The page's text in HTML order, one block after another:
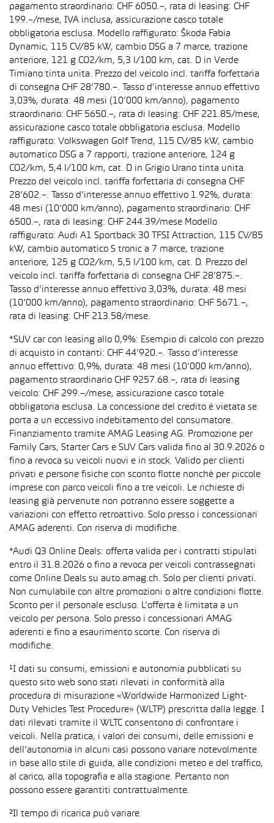
pagamento straordinario: CHF 6050.–, rata di leasing: CHF
199.–/mese, IVA inclusa, assicurazione casco totale
obbligatoria esclusa. Modello raffigurato: Škoda Fabia
Dynamic, 115 CV/85 kW, cambio DSG a 7 marce, trazione
anteriore, 121 g CO2/km, 5,3 l/100 km, cat. D in Verde
Timiano tinta unita. Prezzo del veicolo incl. tariffa forfettaria
di consegna CHF 28’780.–. Tasso d’interesse annuo effettivo
3,03%, durata: 48 mesi (10’000 km/anno), pagamento
straordinario: CHF 5650.–, rata di leasing: CHF 221.85/mese,
assicurazione casco totale obbligatoria esclusa. Modello
raffigurato: Volkswagen Golf Trend, 115 CV/85 kW, cambio
automatico DSG a 7 rapporti, trazione anteriore, 124 g
CO2/km, 5,4 l/100 km, cat. D in Grigio Urano tinta unita.
Prezzo del veicolo incl. tariffa forfettaria di consegna CHF
28’602.–. Tasso d’interesse annuo effettivo 1.92%, durata:
48 mesi (10’000 km/anno), pagamento straordinario: CHF
6500.–, rata di leasing: CHF 244.39/mese Modello
raffigurato: Audi A1 Sportback 30 TFSI Attraction, 115 CV/85
kW, cambio automatico S tronic a 7 marce, trazione
anteriore, 125 g CO2/km, 5,5 l/100 km, cat. D. Prezzo del
veicolo incl. tariffa forfettaria di consegna CHF 28’875.–.
Tasso d’interesse annuo effettivo 3,03%, durata: 48 mesi
(10’000 km/anno), pagamento straordinario: CHF 5671.–,
rata di leasing: CHF 213.58/mese.
*SUV car con leasing allo 0,9%: Esempio di calcolo con prezzo
di acquisto in contanti: CHF 44’920.–. Tasso d’interesse
annuo effettivo: 0,9%, durata: 48 mesi (10’000 km/anno),
pagamento straordinario CHF 9257.68.–, rata di leasing
veicolo: CHF 299.–/mese, assicurazione casco totale
obbligatoria esclusa. La concessione del credito è vietata se
porta a un eccessivo indebitamento del consumatore.
Finanziamento tramite AMAG Leasing AG. Promozione per
Family Cars, Starter Cars e SUV Cars valida fino al 30.9.2026 o
fino a revoca su veicoli nuovi e in stock. Valido per clienti
privati e persone fisiche con sconto flotte nonché per piccole
imprese con parco veicoli fino a tre veicoli. Le richieste di
leasing già pervenute non potranno essere soggette a
variazioni con effetto retroattivo. Solo presso i concessionari
AMAG aderenti. Con riserva di modifiche.
*Audi Q3 Online Deals: offerta valida per i contratti stipulati
entro il 31.8.2026 o fino a revoca per veicoli contrassegnati
come Online Deals su auto.amag.ch. Solo per clienti privati.
Non cumulabile con altre promozioni o altre condizioni flotte.
Sconto per il personale escluso. L’offerta è limitata a un
veicolo per persona. Solo presso i concessionari AMAG
aderenti e fino a esaurimento scorte. Con riserva di
modifiche.
¹I dati su consumi, emissioni e autonomia pubblicati su
questo sito web sono stati rilevati in conformità alla
procedura di misurazione «Worldwide Harmonized Light-
Duty Vehicles Test Procedure» (WLTP) prescritta dalla legge. I
dati rilevati tramite il WLTC consentono di confrontare i
veicoli. Nella pratica, i valori dei consumi, delle emissioni e
dell’autonomia in alcuni casi possono variare notevolmente
in base allo stile di guida, alle condizioni meteo e del traffico,
al carico, alla topografia e alla stagione. Pertanto non
possono essere garantiti contrattualmente.
²Il tempo di ricarica può variare